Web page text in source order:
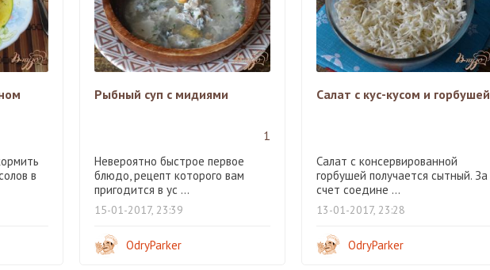
в
Рыбный суп с мидиями
1
Невероятно быстрое первое
блюдо, рецепт которого вам
пригодится в ус ...
15-01-2017, 23:39
OdryParker
Салат с кус-кусом и горбушей
Салат с консервированной
горбушей получается сытный. За
счет соедине ...
13-01-2017, 23:28
OdryParker